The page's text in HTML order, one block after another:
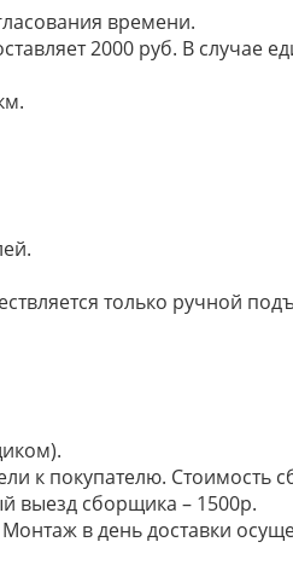
времени.
2000 руб. В случае
только ручной
к покупателю. Стоимость
выезд сборщика – 1500р.
в день доставки